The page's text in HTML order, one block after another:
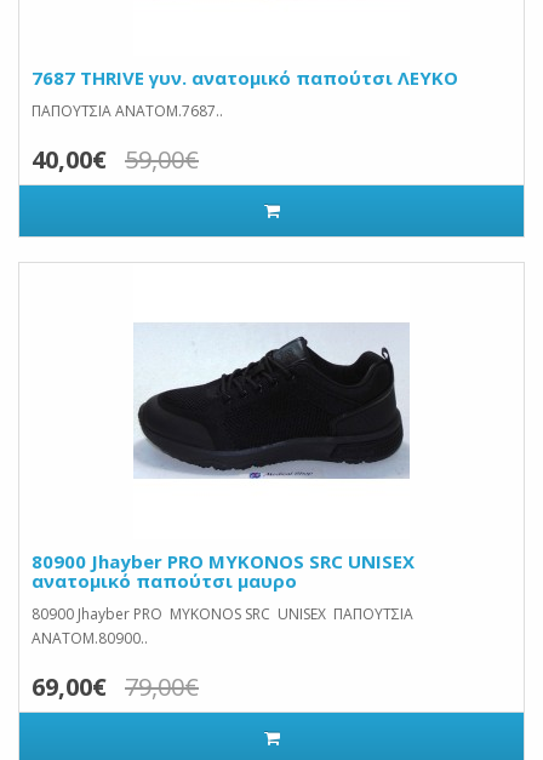
7687 THRIVE γυν. ανατομικό παπούτσι ΛΕΥΚΟ
ΠΑΠΟΥΤΣΙΑ ΑΝΑΤΟΜ.7687..
40,00€ 59,00€
80900 Jhayber PRO MYKONOS SRC UNISEX
ανατομικό παπούτσι μαυρο
80900 Jhayber PRO MYKONOS SRC UNISEX ΠΑΠΟΥΤΣΙΑ
ΑΝΑΤΟΜ.80900..
69,00€ 79,00€